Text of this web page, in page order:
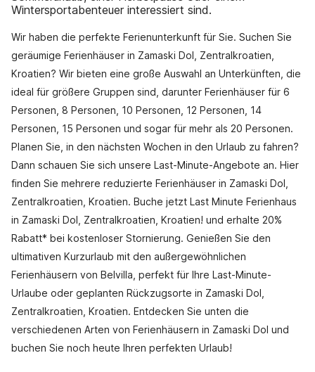
Wintersportabenteuer interessiert sind.
Wir haben die perfekte Ferienunterkunft für Sie. Suchen Sie
geräumige Ferienhäuser in Zamaski Dol, Zentralkroatien,
Kroatien? Wir bieten eine große Auswahl an Unterkünften, die
ideal für größere Gruppen sind, darunter Ferienhäuser für 6
Personen, 8 Personen, 10 Personen, 12 Personen, 14
Personen, 15 Personen und sogar für mehr als 20 Personen.
Planen Sie, in den nächsten Wochen in den Urlaub zu fahren?
Dann schauen Sie sich unsere Last-Minute-Angebote an. Hier
finden Sie mehrere reduzierte Ferienhäuser in Zamaski Dol,
Zentralkroatien, Kroatien. Buche jetzt Last Minute Ferienhaus
in Zamaski Dol, Zentralkroatien, Kroatien! und erhalte 20%
Rabatt* bei kostenloser Stornierung. Genießen Sie den
ultimativen Kurzurlaub mit den außergewöhnlichen
Ferienhäusern von Belvilla, perfekt für Ihre Last-Minute-
Urlaube oder geplanten Rückzugsorte in Zamaski Dol,
Zentralkroatien, Kroatien. Entdecken Sie unten die
verschiedenen Arten von Ferienhäusern in Zamaski Dol und
buchen Sie noch heute Ihren perfekten Urlaub!